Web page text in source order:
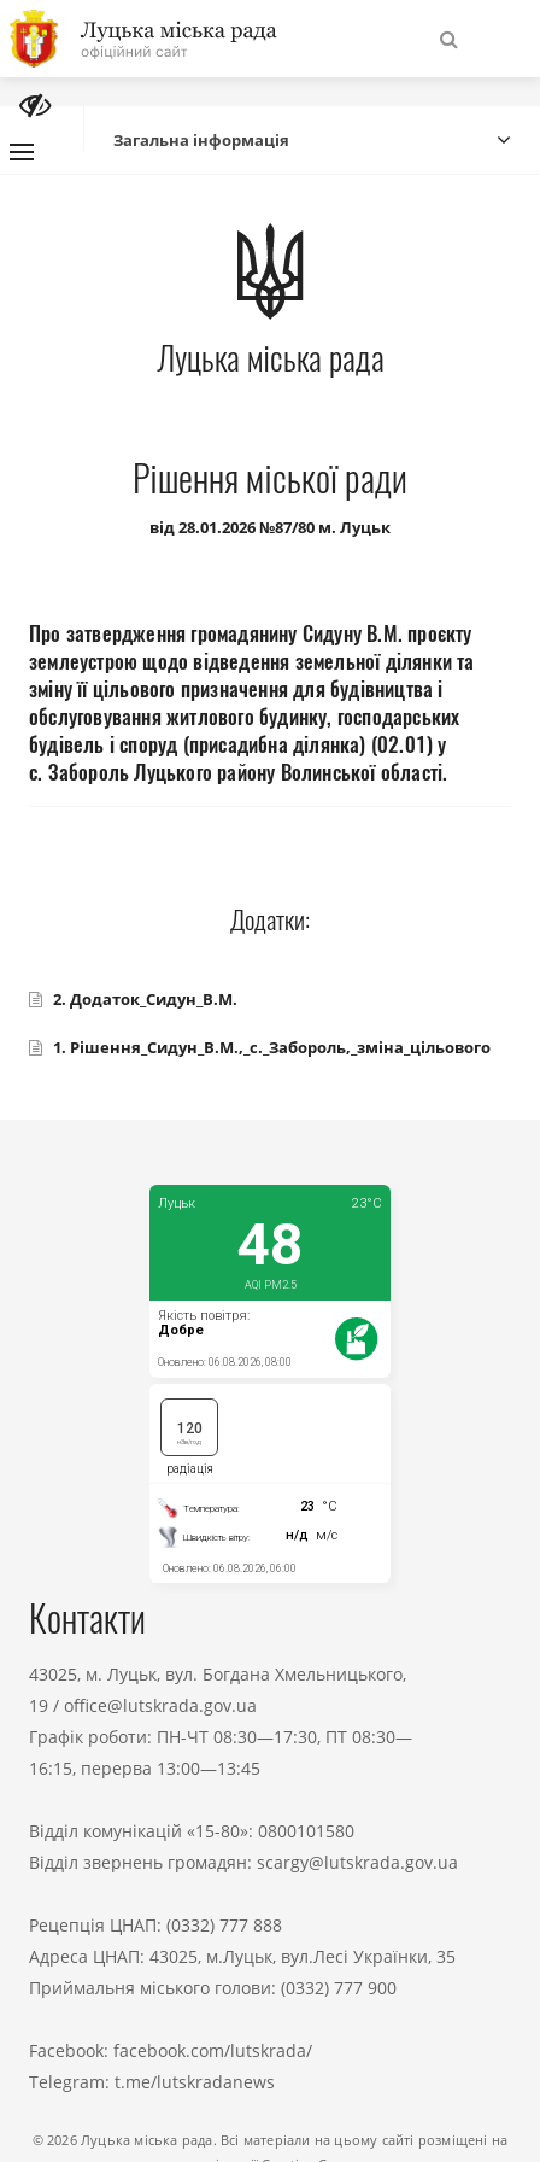
На
головну
Про місто
Міська влада
Міська рада
Публічна інформація
Документи
Загальна інформація
Луцька міська рада
Рішення міської ради
від 28.01.2026 №87/80 м. Луцьк
Про затвердження громадянину Сидуну В.М. проєкту
землеустрою щодо відведення земельної ділянки та
зміну її цільового призначення для будівництва і
обслуговування житлового будинку, господарських
будівель і споруд (присадибна ділянка) (02.01) у
с. Забороль Луцького району Волинської області.
Додатки:
2. Додаток_Сидун_В.М.
1. Рішення_Сидун_В.М.,_с._Забороль,_зміна_цільового
Контакти
43025, м. Луцьк, вул. Богдана Хмельницького,
19 / office@lutskrada.gov.ua
Графік роботи: ПН-ЧТ 08:30—17:30, ПТ 08:30—
16:15, перерва 13:00—13:45
Відділ комунікацій «15-80»: 0800101580
Відділ звернень громадян: scargy@lutskrada.gov.ua
Рецепція ЦНАП: (0332) 777 888
Адреса ЦНАП: 43025, м.Луцьк, вул.Лесі Українки, 35
Приймальня міського голови: (0332) 777 900
Facebook: facebook.com/lutskrada/
Telegram: t.me/lutskradanews
© 2026 Луцька міська рада. Всі матеріали на цьому сайті розміщені на